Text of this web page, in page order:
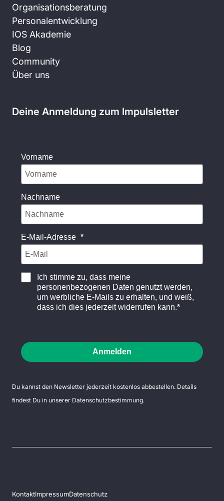
Organisationsberatung
Personalentwicklung
IOS Akademie
Blog
Community
Über uns
Deine Anmeldung zum Impulsletter
Vorname
Nachname
E-Mail-Adresse
Ich stimme zu, dass meine
personenbezogenen Daten genutzt werden,
um werbliche E-Mails zu erhalten, und weiß,
dass ich dies jederzeit widerrufen kann.
Anmelden
Du kannst den Newsletter jederzeit kostenlos abbestellen. Details
findest Du in unserer Datenschutzbestimmung.
KontaktImpressumDatenschutz